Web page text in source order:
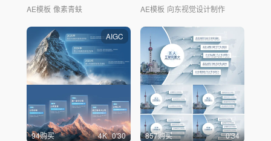
AE模板 像素青蚨 AE模板 向东视觉设计制作
AIGC
94购买 4K 0'30 857购买 0'34